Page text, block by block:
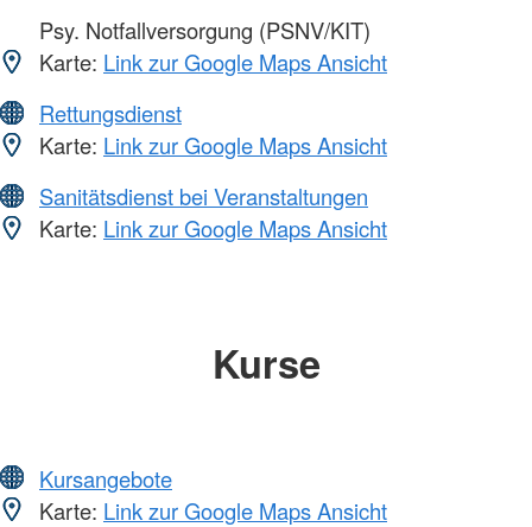
Psy. Notfallversorgung (PSNV/KIT)
Karte: Link zur Google Maps Ansicht
Rettungsdienst
Karte: Link zur Google Maps Ansicht
Sanitätsdienst bei Veranstaltungen
Karte: Link zur Google Maps Ansicht
Kurse
Kursangebote
Karte: Link zur Google Maps Ansicht